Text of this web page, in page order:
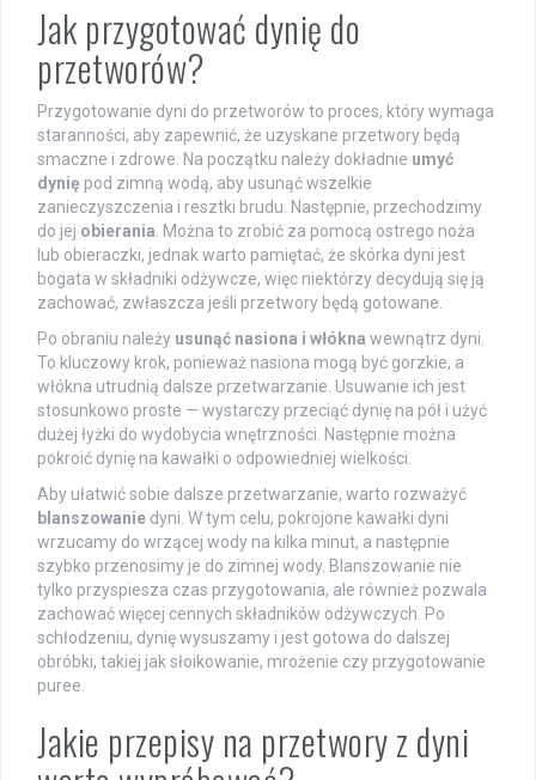
Jak przygotować dynię do
przetworów?
Przygotowanie dyni do przetworów to proces, który wymaga
staranności, aby zapewnić, że uzyskane przetwory będą
smaczne i zdrowe. Na początku należy dokładnie umyć
dynię pod zimną wodą, aby usunąć wszelkie
zanieczyszczenia i resztki brudu. Następnie, przechodzimy
do jej obierania . Można to zrobić za pomocą ostrego noża
lub obieraczki, jednak warto pamiętać, że skórka dyni jest
bogata w składniki odżywcze, więc niektórzy decydują się ją
zachować, zwłaszcza jeśli przetwory będą gotowane.
Po obraniu należy usunąć nasiona i włókna wewnątrz dyni.
To kluczowy krok, ponieważ nasiona mogą być gorzkie, a
włókna utrudnią dalsze przetwarzanie. Usuwanie ich jest
stosunkowo proste — wystarczy przeciąć dynię na pół i użyć
dużej łyżki do wydobycia wnętrzności. Następnie można
pokroić dynię na kawałki o odpowiedniej wielkości.
Aby ułatwić sobie dalsze przetwarzanie, warto rozważyć
blanszowanie dyni. W tym celu, pokrojone kawałki dyni
wrzucamy do wrzącej wody na kilka minut, a następnie
szybko przenosimy je do zimnej wody. Blanszowanie nie
tylko przyspiesza czas przygotowania, ale również pozwala
zachować więcej cennych składników odżywczych. Po
schłodzeniu, dynię wysuszamy i jest gotowa do dalszej
obróbki, takiej jak słoikowanie, mrożenie czy przygotowanie
puree.
Jakie przepisy na przetwory z dyni